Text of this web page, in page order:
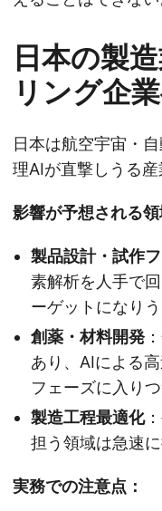
日本の製
リング企
日本は航空宇宙・
理AIが直撃しうる産
影響が予想される領
製品設計・試作
素解析を人手で
ーゲットになり
創薬・材料開発
あり、AIによる
フェーズに入り
製造工程最適化
担う領域は急速
実務での注意点：